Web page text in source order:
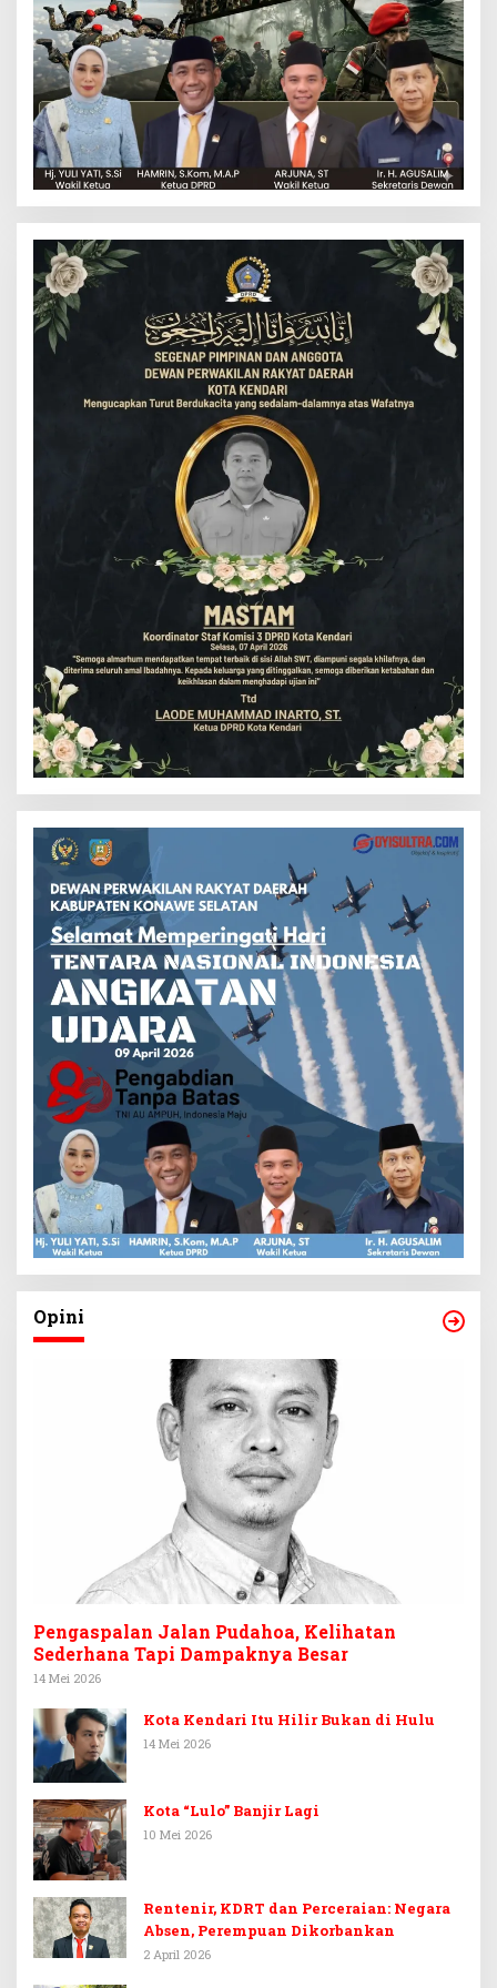
Opini
Pengaspalan Jalan Pudahoa, Kelihatan
Sederhana Tapi Dampaknya Besar
14 Mei 2026
Kota Kendari Itu Hilir Bukan di Hulu
14 Mei 2026
Kota “Lulo” Banjir Lagi
10 Mei 2026
Rentenir, KDRT dan Perceraian: Negara
Absen, Perempuan Dikorbankan
2 April 2026